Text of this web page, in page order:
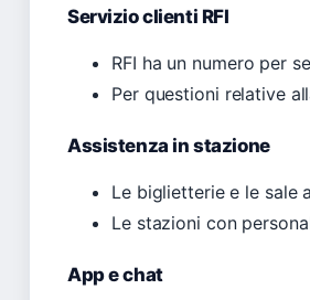
Servizio clienti RFI
RFI ha un numero per
Per questioni relative
Assistenza in stazione
Le biglietterie e le sale
Le stazioni con
App e chat